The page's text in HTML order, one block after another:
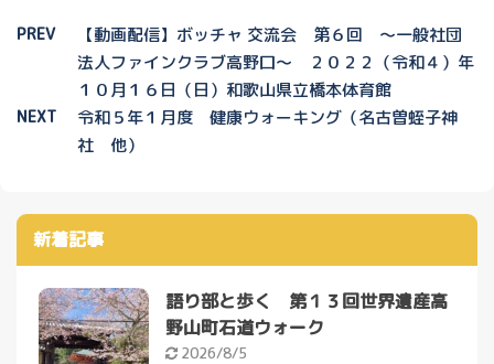
PREV
【動画配信】ボッチャ 交流会 第６回 ～一般社団
法人ファインクラブ高野口～ ２０２２（令和４）年
１０月１６日（日）和歌山県立橋本体育館
NEXT
令和５年１月度 健康ウォーキング（名古曽蛭子神
社 他）
新着記事
語り部と歩く 第１３回世界遺産高
野山町石道ウォーク
2026/8/5